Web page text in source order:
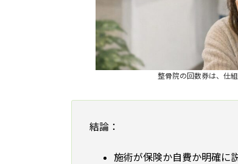
整骨院の回数券は、仕
結論：
施術が保険か自費か明確に